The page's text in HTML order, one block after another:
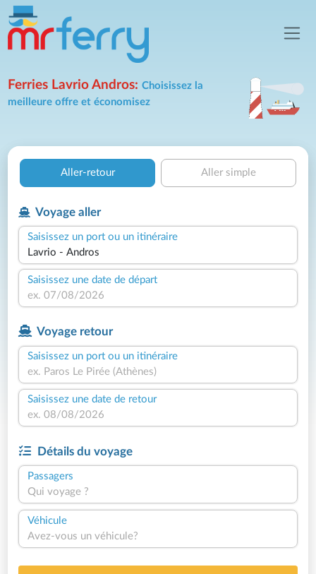
Ferries Lavrio Andros:Choisissez la
meilleure offre et économisez
Aller-retour Aller simple
Voyage aller
Saisissez un port ou un itinéraire
Saisissez une date de départ
Voyage retour
Saisissez un port ou un itinéraire
Saisissez une date de retour
Détails du voyage
Passagers
Qui voyage ?
Véhicule
Avez-vous un véhicule?